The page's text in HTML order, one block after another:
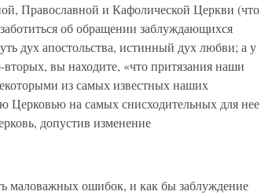
Православной и Кафолической Церкви (что
об обращении заблуждающихся
дух апостольства, истинный дух любви; а у
вторых, вы находите, «что притязания наши
из самых известных наших
Церковью на самых снисходительных для нее
допустив изменение
маловажных ошибок, и как бы заблуждение